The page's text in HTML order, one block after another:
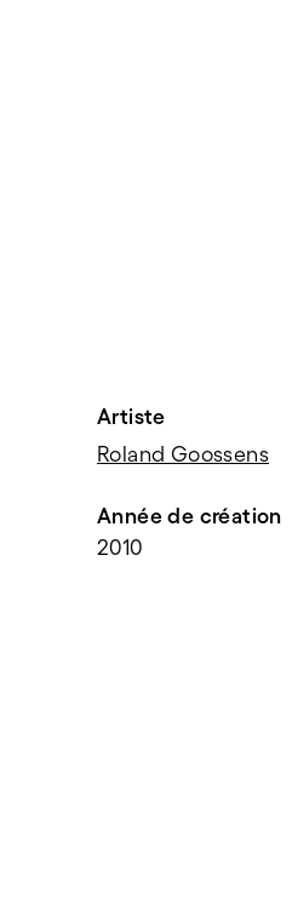
Artiste
Roland Goossens
Année de création
2010